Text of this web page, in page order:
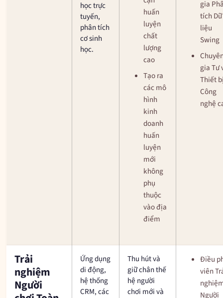
học trực
tuyến,
phân tích
cơ sinh
học.
huấn
luyện
chất
lượng
cao
Tạo ra
các mô
hình
kinh
doanh
huấn
luyện
mới
không
phụ
thuộc
vào địa
điểm
gia
tích Dữ
liệu
Swing
gia Tư
Thiết
Công
nghệ
Trải
nghiệm
Người
Ứng dụng
di động,
hệ thống
CRM, các
Thu hút và
giữ chân thế
hệ người
chơi mới và
Điều
viên
Người